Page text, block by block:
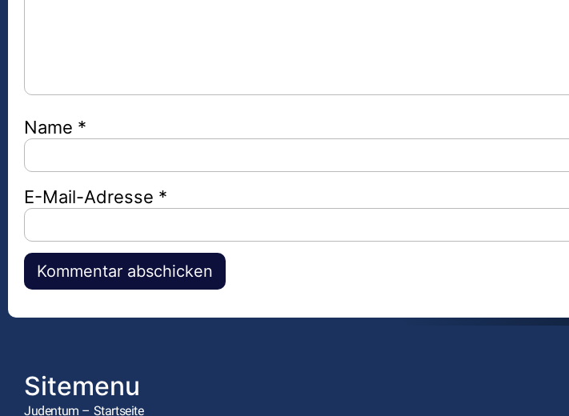
Name *
E-Mail-Adresse *
Alternative:
Sitemenu
Judentum – Startseite